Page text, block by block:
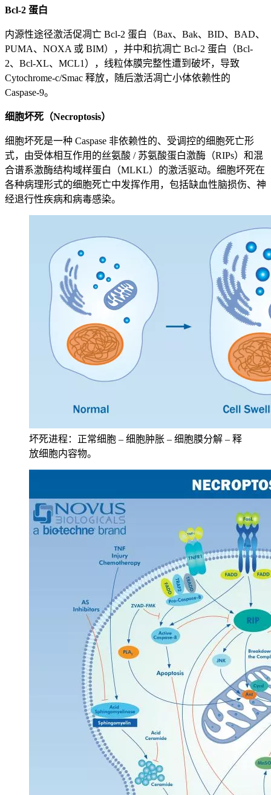
Bcl-2 蛋白
内源性途径激活促凋亡 Bcl-2 蛋白（Bax、Bak、BID、BAD、
PUMA、NOXA 或 BIM），并中和抗凋亡 Bcl-2 蛋白（Bcl-
2、Bcl-XL、MCL1），线粒体膜完整性遭到破坏，导致
Cytochrome-c/Smac 释放，随后激活凋亡小体依赖性的
Caspase-9。
细胞坏死（Necroptosis）
细胞坏死是一种 Caspase 非依赖性的、受调控的细胞死亡形
式，由受体相互作用的丝氨酸 / 苏氨酸蛋白激酶（RIPs）和混
合谱系激酶结构域样蛋白（MLKL）的激活驱动。细胞坏死在
各种病理形式的细胞死亡中发挥作用，包括缺血性脑损伤、神
经退行性疾病和病毒感染。
坏死进程：正常细胞 – 细胞肿胀 – 细胞膜分解 – 释
放细胞内容物。